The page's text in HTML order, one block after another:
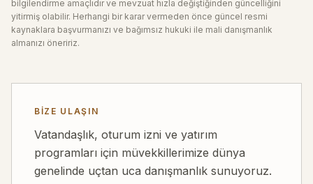
bilgilendirme amaçlıdır ve mevzuat hızla değiştiğinden güncelliğini
yitirmiş olabilir. Herhangi bir karar vermeden önce güncel resmi
kaynaklara başvurmanızı ve bağımsız hukuki ile mali danışmanlık
almanızı öneririz.
BIZE ULAŞIN
Vatandaşlık, oturum izni ve yatırım
programları için müvekkillerimize dünya
genelinde uçtan uca danışmanlık sunuyoruz.